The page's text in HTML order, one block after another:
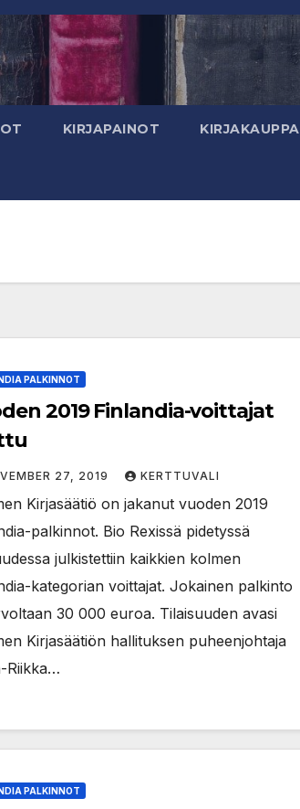
KIRJAPAINOT KIRJAKAUPPA
PALKINNOT
2019 Finlandia-voittajat
27, 2019 KERTTUVALI
Kirjasäätiö on jakanut vuoden 2019
palkinnot. Bio Rexissä pidetyssä
julkistettiin kaikkien kolmen
kategorian voittajat. Jokainen palkinto
30 000 euroa. Tilaisuuden avasi
Kirjasäätiön hallituksen puheenjohtaja
Riikka…
PALKINNOT